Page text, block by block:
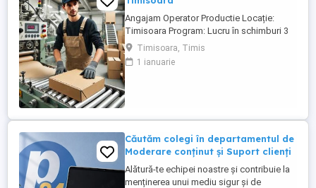
Angajam Operator Productie Locație:
Timisoara Program: Lucru în schimburi 3
schimburi Compania noastră caută
Operatori Producție Cartonagist, care să
se alăture echipei noastre. Rolul implică
Timisoara, Timis
1 ianuarie
Căutăm colegi în departamentul de
Moderare conținut și Suport clienți
Alătură-te echipei noastre și contribuie la
menținerea unui mediu sigur și de